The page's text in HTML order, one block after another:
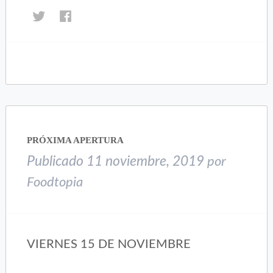
Haz
clic
Twitter
abre
una
ventana
nueva)
Facebook
abre
una
ventana
nueva)
PRÓXIMA APERTURA
Publicado 11 noviembre, 2019 por
Foodtopia
VIERNES 15 DE NOVIEMBRE